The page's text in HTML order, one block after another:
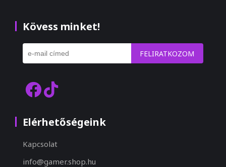
Kövess minket!
FELIRATKOZOM
Elérhetőségeink
Kapcsolat
info@gamer.shop.hu